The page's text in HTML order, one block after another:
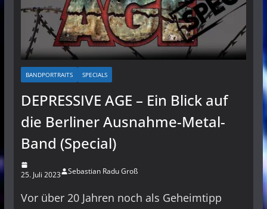
BANDPORTRAITS SPECIALS
DEPRESSIVE AGE – Ein Blick auf
die Berliner Ausnahme-Metal-
Band (Special)
25. Juli 2023 Sebastian Radu Groß
Vor über 20 Jahren noch als Geheimtipp